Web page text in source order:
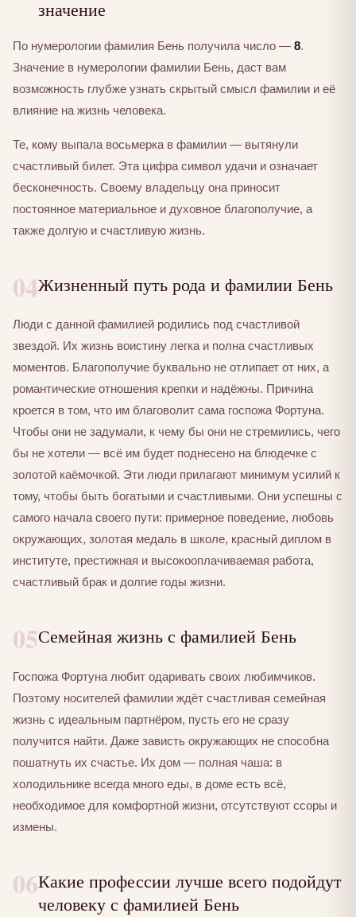
значение
По нумерологии фамилия Бень получила число — 8.
Значение в нумерологии фамилии Бень, даст вам
возможность глубже узнать скрытый смысл фамилии и её
влияние на жизнь человека.
Те, кому выпала восьмерка в фамилии — вытянули
счастливый билет. Эта цифра символ удачи и означает
бесконечность. Своему владельцу она приносит
постоянное материальное и духовное благополучие, а
также долгую и счастливую жизнь.
04Жизненный путь рода и фамилии Бень
Люди с данной фамилией родились под счастливой
звездой. Их жизнь воистину легка и полна счастливых
моментов. Благополучие буквально не отлипает от них, а
романтические отношения крепки и надёжны. Причина
кроется в том, что им благоволит сама госпожа Фортуна.
Чтобы они не задумали, к чему бы они не стремились, чего
бы не хотели — всё им будет поднесено на блюдечке с
золотой каёмочкой. Эти люди прилагают минимум усилий к
тому, чтобы быть богатыми и счастливыми. Они успешны с
самого начала своего пути: примерное поведение, любовь
окружающих, золотая медаль в школе, красный диплом в
институте, престижная и высокооплачиваемая работа,
счастливый брак и долгие годы жизни.
05Семейная жизнь с фамилией Бень
Госпожа Фортуна любит одаривать своих любимчиков.
Поэтому носителей фамилии ждёт счастливая семейная
жизнь с идеальным партнёром, пусть его не сразу
получится найти. Даже зависть окружающих не способна
пошатнуть их счастье. Их дом — полная чаша: в
холодильнике всегда много еды, в доме есть всё,
необходимое для комфортной жизни, отсутствуют ссоры и
измены.
06Какие профессии лучше всего подойдут
человеку с фамилией Бень